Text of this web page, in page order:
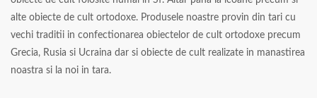
alte obiecte de cult ortodoxe. Produsele noastre provin din tari cu
vechi traditii in confectionarea obiectelor de cult ortodoxe precum
Grecia, Rusia si Ucraina dar si obiecte de cult realizate in manastirea
noastra si la noi in tara.